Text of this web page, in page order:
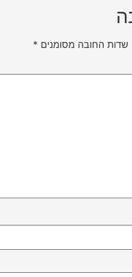
שדות החובה מסומנים *